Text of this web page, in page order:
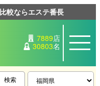
較ならエステ番長
7889店
30803名